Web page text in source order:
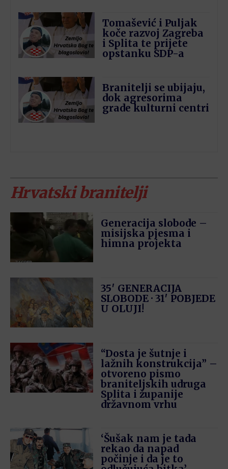
Tomašević i Puljak
koče razvoj Zagreba
i Splita te prijete
opstanku SDP-a
Branitelji se ubijaju,
dok agresorima
grade kulturni centri
Hrvatski branitelji
Generacija slobode –
misijska pjesma i
himna projekta
35′ GENERACIJA
SLOBODE · 31′ POBJEDE
U OLUJI!
“Dosta je šutnje i
lažnih konstrukcija” –
otvoreno pismo
braniteljskih udruga
Splita i županije
državnom vrhu
‘Šušak nam je tada
rekao da napad
počinje i da je to